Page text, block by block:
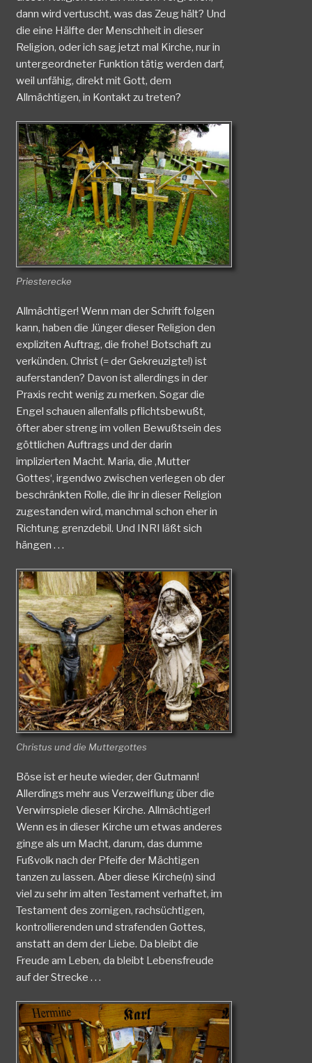
dann wird vertuscht, was das Zeug hält? Und
die eine Hälfte der Menschheit in dieser
Religion, oder ich sag jetzt mal Kirche, nur in
untergeordneter Funktion tätig werden darf,
weil unfähig, direkt mit Gott, dem
Allmächtigen, in Kontakt zu treten?
Priesterecke
Allmächtiger! Wenn man der Schrift folgen
kann, haben die Jünger dieser Religion den
expliziten Auftrag, die frohe! Botschaft zu
verkünden. Christ (= der Gekreuzigte!) ist
auferstanden? Davon ist allerdings in der
Praxis recht wenig zu merken. Sogar die
Engel schauen allenfalls pflichtsbewußt,
öfter aber streng im vollen Bewußtsein des
göttlichen Auftrags und der darin
implizierten Macht. Maria, die ‚Mutter
Gottes‘, irgendwo zwischen verlegen ob der
beschränkten Rolle, die ihr in dieser Religion
zugestanden wird, manchmal schon eher in
Richtung grenzdebil. Und INRI läßt sich
hängen . . .
Christus und die Muttergottes
Böse ist er heute wieder, der Gutmann!
Allerdings mehr aus Verzweiflung über die
Verwirrspiele dieser Kirche. Allmächtiger!
Wenn es in dieser Kirche um etwas anderes
ginge als um Macht, darum, das dumme
Fußvolk nach der Pfeife der Mächtigen
tanzen zu lassen. Aber diese Kirche(n) sind
viel zu sehr im alten Testament verhaftet, im
Testament des zornigen, rachsüchtigen,
kontrollierenden und strafenden Gottes,
anstatt an dem der Liebe. Da bleibt die
Freude am Leben, da bleibt Lebensfreude
auf der Strecke . . .